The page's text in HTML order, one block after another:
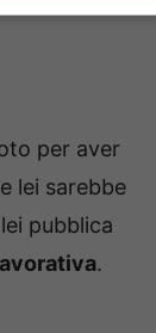
per aver
lei sarebbe
pubblica
.